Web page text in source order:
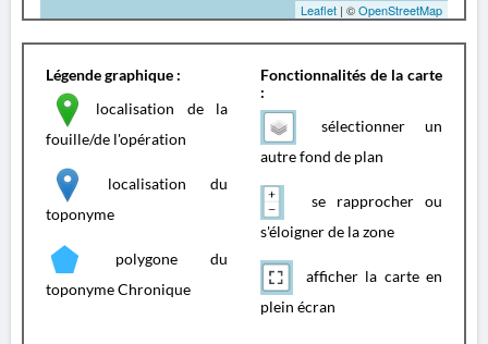
Leaflet | ©OpenStreetMap
Légende graphique :
localisation de la
fouille/de l'opération
localisation du
toponyme
polygone du
toponyme Chronique
Fonctionnalités de la carte
:
sélectionner un
autre fond de plan
se rapprocher ou
s'éloigner de la zone
afficher la carte en
plein écran